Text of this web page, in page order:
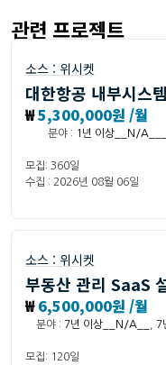
관련 프로젝트
소스 : 위시켓
대한항공 내부시
₩5,300,000원 /월
분야 : 1년 이상__N/
모집: 360일
수집 : 2026년 08월 06일
소스 : 위시켓
부동산 관리 SaaS
₩6,500,000원 /월
분야 : 7년 이상__N/A__ 7
모집: 120일